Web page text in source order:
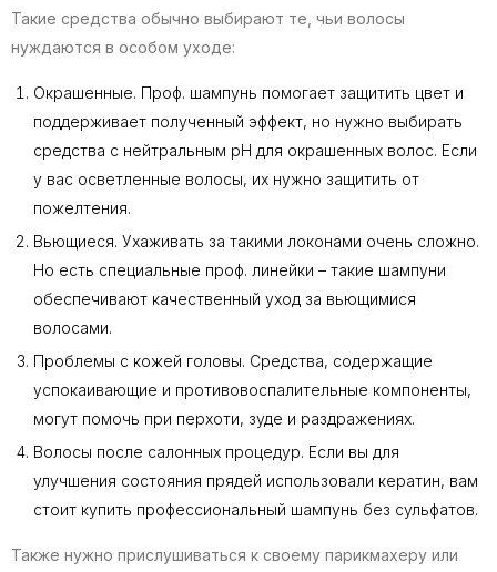
Такие средства обычно выбирают те, чьи волосы
нуждаются в особом уходе:
Окрашенные. Проф. шампунь помогает защитить цвет и
поддерживает полученный эффект, но нужно выбирать
средства с нейтральным pH для окрашенных волос. Если
у вас осветленные волосы, их нужно защитить от
пожелтения.
Вьющиеся. Ухаживать за такими локонами очень сложно.
Но есть специальные проф. линейки – такие шампуни
обеспечивают качественный уход за вьющимися
волосами.
Проблемы с кожей головы. Средства, содержащие
успокаивающие и противовоспалительные компоненты,
могут помочь при перхоти, зуде и раздражениях.
Волосы после салонных процедур. Если вы для
улучшения состояния прядей использовали кератин, вам
стоит купить профессиональный шампунь без сульфатов.
Также нужно прислушиваться к своему парикмахеру или